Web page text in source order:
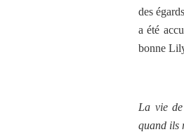
des
a été
bonne
La vie
quand ils